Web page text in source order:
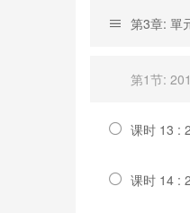
第3章: 單
第1节:
课时 13 :
课时 14 :